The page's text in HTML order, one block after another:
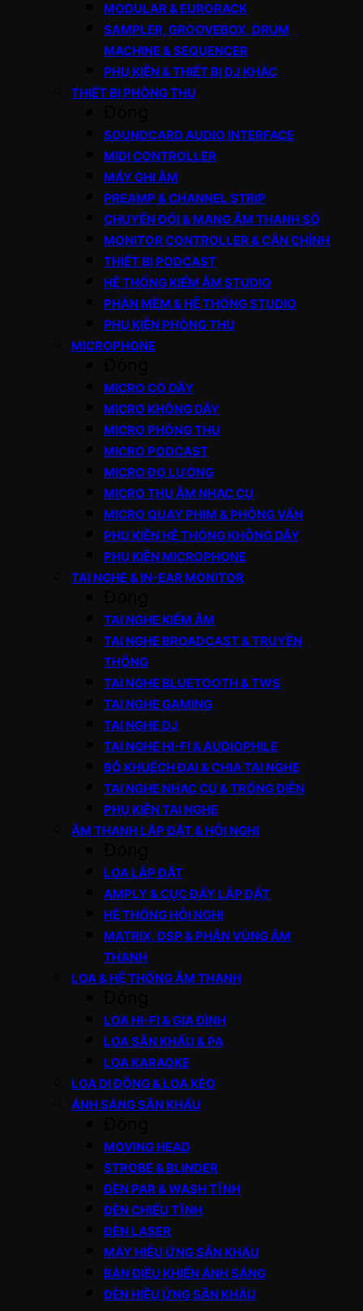
MODULAR & EURORACK
SAMPLER, GROOVEBOX, DRUM
MACHINE & SEQUENCER
PHỤ KIỆN & THIẾT BỊ DJ KHÁC
THIẾT BỊ PHÒNG THU
SOUNDCARD AUDIO INTERFACE
MIDI CONTROLLER
MÁY GHI ÂM
PREAMP & CHANNEL STRIP
CHUYỂN ĐỔI & MẠNG ÂM THANH SỐ
MONITOR CONTROLLER & CÂN CHỈNH
THIẾT BỊ PODCAST
HỆ THỐNG KIỂM ÂM STUDIO
PHẦN MỀM & HỆ THỐNG STUDIO
PHỤ KIỆN PHÒNG THU
MICROPHONE
MICRO CÓ DÂY
MICRO KHÔNG DÂY
MICRO PHÒNG THU
MICRO PODCAST
MICRO ĐO LƯỜNG
MICRO THU ÂM NHẠC CỤ
MICRO QUAY PHIM & PHỎNG VẤN
PHỤ KIỆN HỆ THỐNG KHÔNG DÂY
PHỤ KIỆN MICROPHONE
TAI NGHE & IN-EAR MONITOR
TAI NGHE KIỂM ÂM
TAI NGHE BROADCAST & TRUYỀN
THÔNG
TAI NGHE BLUETOOTH & TWS
TAI NGHE GAMING
TAI NGHE DJ
TAI NGHE HI-FI & AUDIOPHILE
BỘ KHUẾCH ĐẠI & CHIA TAI NGHE
TAI NGHE NHẠC CỤ & TRỐNG ĐIỆN
PHỤ KIỆN TAI NGHE
ÂM THANH LẮP ĐẶT & HỘI NGHỊ
LOA LẮP ĐẶT
AMPLY & CỤC ĐẨY LẮP ĐẶT
HỆ THỐNG HỘI NGHỊ
MATRIX, DSP & PHÂN VÙNG ÂM
THANH
LOA & HỆ THỐNG ÂM THANH
LOA HI-FI & GIA ĐÌNH
LOA SÂN KHẤU & PA
LOA KARAOKE
LOA DI ĐỘNG & LOA KÉO
ÁNH SÁNG SÂN KHẤU
MOVING HEAD
STROBE & BLINDER
ĐÈN PAR & WASH TĨNH
ĐÈN CHIẾU TĨNH
ĐÈN LASER
MÁY HIỆU ỨNG SÂN KHẤU
BÀN ĐIỀU KHIỂN ÁNH SÁNG
ĐÈN HIỆU ỨNG SÂN KHẤU